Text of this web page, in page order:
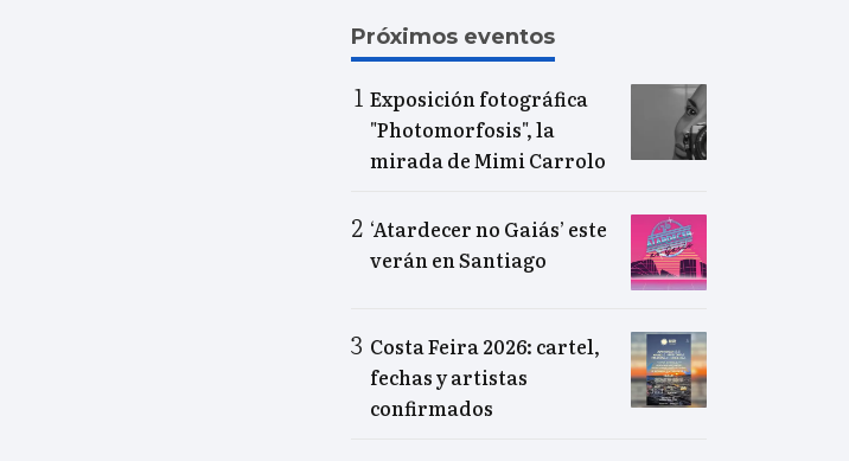
Próximos eventos
Exposición fotográfica
"Photomorfosis", la
mirada de Mimi Carrolo
‘Atardecer no Gaiás’ este
verán en Santiago
Costa Feira 2026: cartel,
fechas y artistas
confirmados